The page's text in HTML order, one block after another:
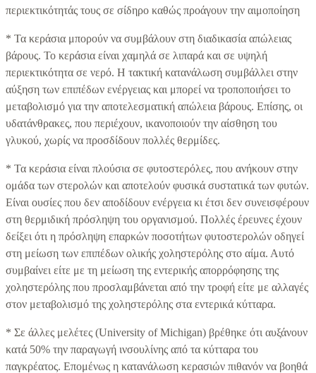
περιεκτικότητάς τους σε σίδηρο καθώς προάγουν την αιμοποίηση
* Τα κεράσια μπορούν να συμβάλουν στη διαδικασία απώλειας
βάρους. Το κεράσια είναι χαμηλά σε λιπαρά και σε υψηλή
περιεκτικότητα σε νερό. Η τακτική κατανάλωση συμβάλλει στην
αύξηση των επιπέδων ενέργειας και μπορεί να τροποποιήσει το
μεταβολισμό για την αποτελεσματική απώλεια βάρους. Επίσης, οι
υδατάνθρακες, που περιέχουν, ικανοποιούν την αίσθηση του
γλυκού, χωρίς να προσδίδουν πολλές θερμίδες.
* Τα κεράσια είναι πλούσια σε φυτοστερόλες, που ανήκουν στην
ομάδα των στερολών και αποτελούν φυσικά συστατικά των φυτών.
Είναι ουσίες που δεν αποδίδουν ενέργεια κι έτσι δεν συνεισφέρουν
στη θερμιδική πρόσληψη του οργανισμού. Πολλές έρευνες έχουν
δείξει ότι η πρόσληψη επαρκών ποσοτήτων φυτοστερολών οδηγεί
στη μείωση των επιπέδων ολικής χοληστερόλης στο αίμα. Αυτό
συμβαίνει είτε με τη μείωση της εντερικής απορρόφησης της
χοληστερόλης που προσλαμβάνεται από την τροφή είτε με αλλαγές
στον μεταβολισμό της χοληστερόλης στα εντερικά κύτταρα.
* Σε άλλες μελέτες (University of Michigan) βρέθηκε ότι αυξάνουν
κατά 50% την παραγωγή ινσουλίνης από τα κύτταρα του
παγκρέατος. Επομένως η κατανάλωση κερασιών πιθανόν να βοηθά